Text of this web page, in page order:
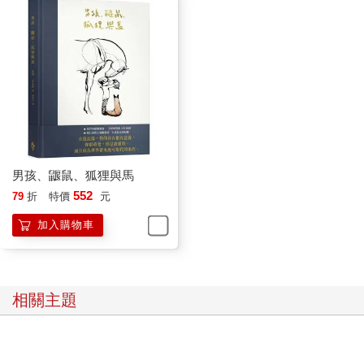
男孩、鼴鼠、狐狸與馬
79 折 特價 552 元
加入購物車
相關主題